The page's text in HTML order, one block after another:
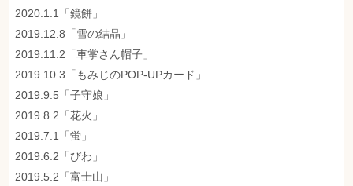
2020.1.1「鏡餅」
2019.12.8「雪の結晶」
2019.11.2「車掌さん帽子」
2019.10.3「もみじのPOP-UPカード」
2019.9.5「子守娘」
2019.8.2「花火」
2019.7.1「蛍」
2019.6.2「びわ」
2019.5.2「富士山」